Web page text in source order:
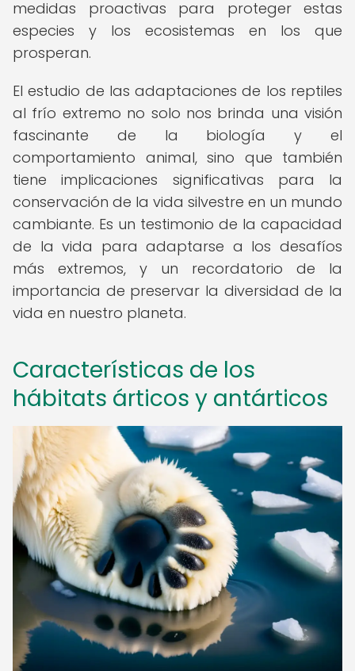
medidas proactivas para proteger estas
especies y los ecosistemas en los que
prosperan.
El estudio de las adaptaciones de los reptiles
al frío extremo no solo nos brinda una visión
fascinante de la biología y el
comportamiento animal, sino que también
tiene implicaciones significativas para la
conservación de la vida silvestre en un mundo
cambiante. Es un testimonio de la capacidad
de la vida para adaptarse a los desafíos
más extremos, y un recordatorio de la
importancia de preservar la diversidad de la
vida en nuestro planeta.
Características de los
hábitats árticos y antárticos